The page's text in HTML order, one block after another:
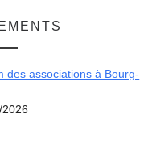
des associations à Bourg-